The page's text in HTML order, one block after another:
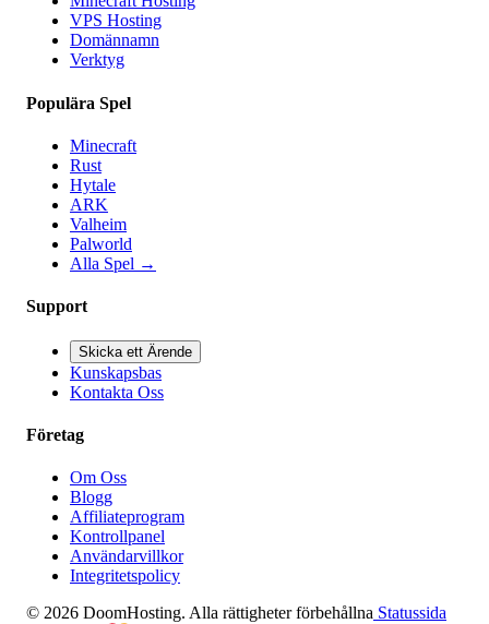
VPS Hosting
Domännamn
Verktyg
Populära Spel
Minecraft
Rust
Hytale
ARK
Valheim
Palworld
Alla Spel →
Support
Skicka ett Ärende
Kunskapsbas
Kontakta Oss
Företag
Om Oss
Blogg
Affiliateprogram
Kontrollpanel
Användarvillkor
Integritetspolicy
© 2026 DoomHosting. Alla rättigheter förbehållna Statussida